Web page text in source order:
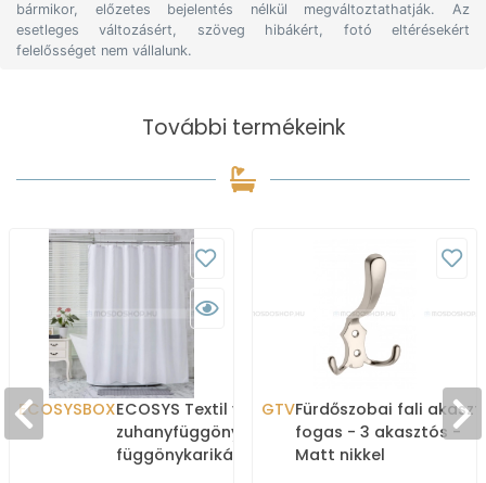
bármikor, előzetes bejelentés nélkül megváltoztathatják. Az
esetleges változásért, szöveg hibákért, fotó eltérésekért
felelősséget nem vállalunk.
További termékeink
ECOSYSBOXECOSYS Textil varrott
zuhanyfüggöny 12db
függönykarikával
GTVFürdőszobai fali
fogas - 3 akasztós -
Matt nikkel